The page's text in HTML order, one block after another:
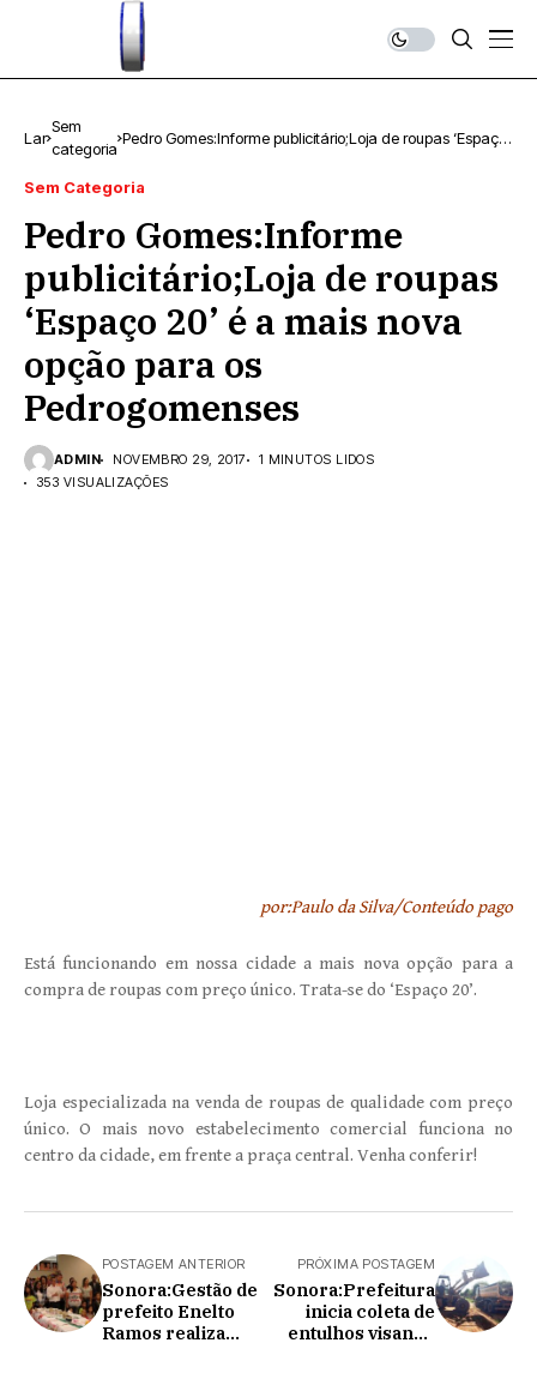
Lar
Sem
categoria
Pedro Gomes:Informe publicitário;Loja de roupas ‘Espaço
Sem Categoria
Pedro Gomes:Informe
publicitário;Loja de roupas
‘Espaço 20’ é a mais nova
opção para os
Pedrogomenses
ADMIN NOVEMBRO 29, 2017
1 MINUTOS LIDOS
353 VISUALIZAÇÕES
por:Paulo da Silva/Conteúdo pago
Está funcionando em nossa cidade a mais nova opção para a
compra de roupas com preço único. Trata-se do ‘Espaço 20’.
Loja especializada na venda de roupas de qualidade com preço
único. O mais novo estabelecimento comercial funciona no
centro da cidade, em frente a praça central. Venha conferir!
POSTAGEM ANTERIOR
Sonora:Gestão de
prefeito Enelto
Ramos realiza
PRÓXIMA POSTAGEM
Sonora:Prefeitura
inicia coleta de
entulhos visando